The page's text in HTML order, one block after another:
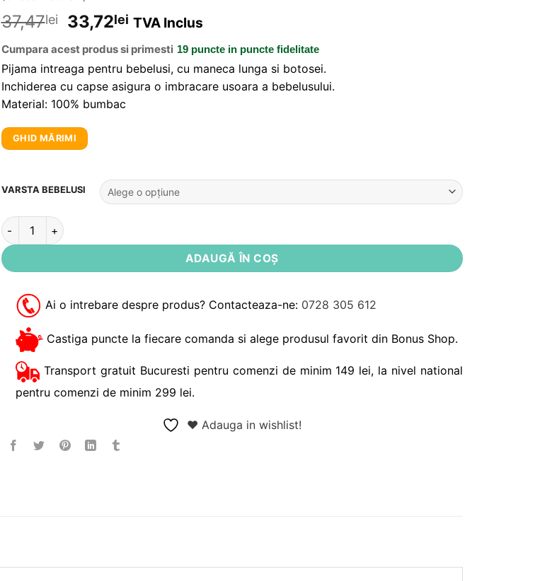
5din 5 pe
baza unei
singure
37,47lei 33,72lei TVA Inclus
Cumpara acest produs si primesti 19 punctein puncte fidelitate
Pijama intreaga pentru bebelusi, cu maneca lunga si botosei.
Inchiderea cu capse asigura o imbracare usoara a bebelusului.
Material: 100% bumbac
GHID MĂRIMI
VARSTA BEBELUSI
Cantitate Salopeta / Pijama bebe cu gargarita Z31
ADAUGĂ ÎN COȘ
Ai o intrebare despre produs? Contacteaza-ne: 0728 305 612
Castiga puncte la fiecare comanda si alege produsul favorit din Bonus Shop.
Transport gratuit Bucuresti pentru comenzi de minim 149 lei, la nivel national
pentru comenzi de minim 299 lei.
❤ Adauga in wishlist!